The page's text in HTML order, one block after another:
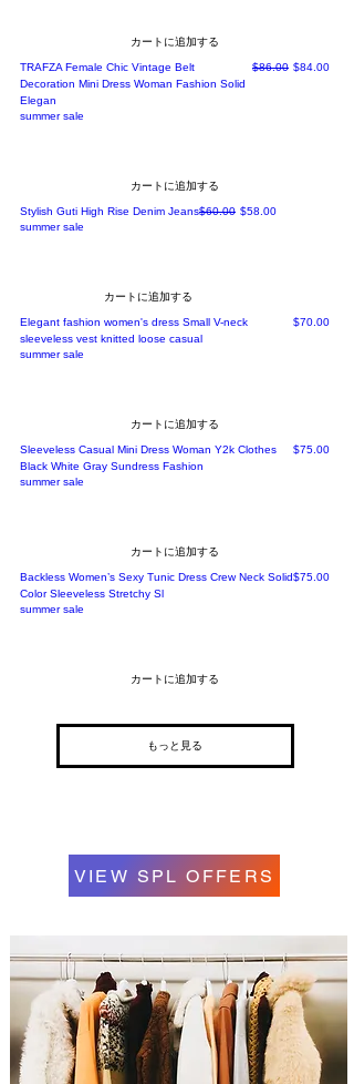
カートに追加する
TRAFZA Female Chic Vintage Belt
Decoration Mini Dress Woman Fashion Solid
Elegan
通常価格
$86.00 セール価格
$84.00
summer sale
カートに追加する
Stylish Guti High Rise Denim Jeans通常価格
$60.00 セール価格
$58.00
summer sale
カートに追加する
Elegant fashion women's dress Small V-neck
sleeveless vest knitted loose casual
価格
$70.00
summer sale
カートに追加する
Sleeveless Casual Mini Dress Woman Y2k Clothes
Black White Gray Sundress Fashion
価格
$75.00
summer sale
カートに追加する
Backless Women’s Sexy Tunic Dress Crew Neck Solid
Color Sleeveless Stretchy Sl
価格
$75.00
summer sale
カートに追加する
もっと見る
VIEW SPL OFFERS